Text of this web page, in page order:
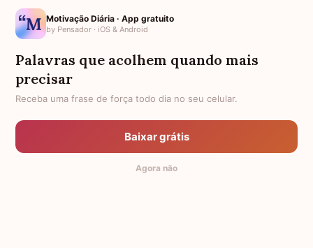
3 MESES DE FALECIMENTO SAUDADES TIO
5 MESES DE FALECIMENTO 7 MESES DE FALECIMENTO
SAUDADES AVÔ QUE MORREU
10 MESES DE FALECIMENTO 9 MESES DE FALECIMENTO
Motivação Diária · App gratuito
by Pensador · iOS & Android
Palavras que acolhem quando mais
precisar
Receba uma frase de força todo dia no seu celular.
Baixar grátis
Agora não